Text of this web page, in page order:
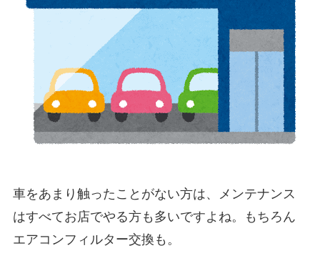
車をあまり触ったことがない方は、メンテナンス
はすべてお店でやる方も多いですよね。もちろん
エアコンフィルター交換も。